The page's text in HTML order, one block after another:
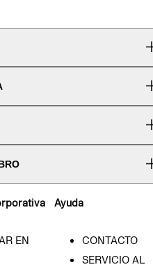
EN
Ayuda
CONTACTO
SERVICIO AL